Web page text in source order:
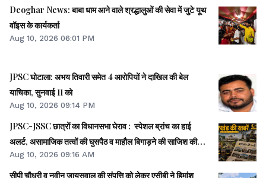
Deoghar News: बाबा धाम आने वाले श्रद्धालुओं की सेवा में जुटे यूथ
वॉइस के कार्यकर्ता
Aug 10, 2026 06:01 PM
JPSC घोटाला: अभय तिवारी समेत 4 आरोपियों ने दाखिल की बेल
याचिका, सुनवाई 11 को
Aug 10, 2026 09:14 PM
JPSC-JSSC छात्रों का विधानसभा घेराव : स्पेशल ब्रांच का हाई
अलर्ट, असामाजिक तत्वों की घुसपैठ व माहौल बिगाड़ने की साजिश की
आशंका
Aug 10, 2026 09:16 AM
सीपी चौधरी व नवीन जायसवाल की संपत्ति को लेकर एसीबी ने हिमांशु